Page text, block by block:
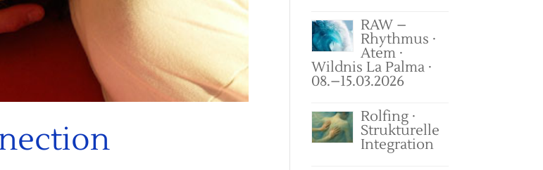
RAW –
Rhythmus ·
Atem ·
Wildnis La Palma ·
08.–15.03.2026
Rolfing ·
Strukturelle
Integration